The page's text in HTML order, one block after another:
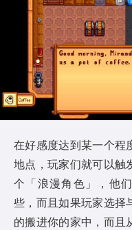
在好感度达到某一个程
地点，玩家们就可以触
个「浪漫角色」，他
些，而且如果玩家选择
的搬进你的家中，而且